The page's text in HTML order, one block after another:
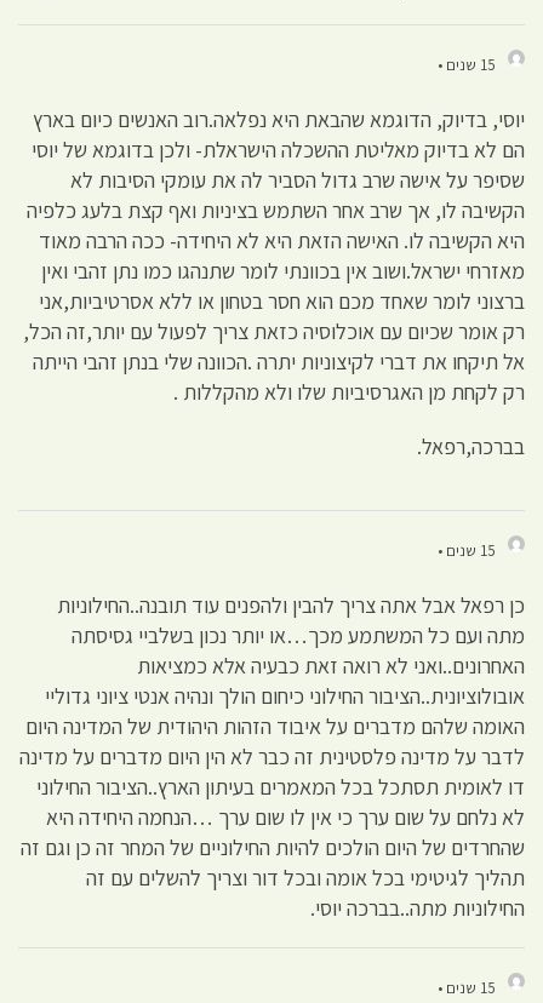
15 שנים •
יוסי, בדיוק, הדוגמא שהבאת היא נפלאה.רוב האנשים כיום בארץ
הם לא בדיוק מאליטת ההשכלה הישראלת- ולכן בדוגמא של יוסי
שסיפר על אישה שרב גדול הסביר לה את עומקי הסיבות לא
הקשיבה לו, אך שרב אחר השתמש בציניות ואף קצת בלעג כלפיה
היא הקשיבה לו. האישה הזאת היא לא היחידה- ככה הרבה מאוד
מאזרחי ישראל.ושוב אין בכוונתי לומר שתנהגו כמו נתן זהבי ואין
ברצוני לומר שאחד מכם הוא חסר בטחון או ללא אסרטיביות,אני
רק אומר שכיום עם אוכלוסיה כזאת צריך לפעול עם יותר,זה הכל,
אל תיקחו את דברי לקיצוניות יתרה .הכוונה שלי בנתן זהבי הייתה
רק לקחת מן האגרסיביות שלו ולא מהקללות .
בברכה,רפאל.
15 שנים •
כן רפאל אבל אתה צריך להבין ולהפנים עוד תובנה..החילוניות
מתה ועם כל המשתמע מכך…או יותר נכון בשלביי גסיסתה
האחרונים..ואני לא רואה זאת כבעיה אלא כמציאות
אובולוציונית..הציבור החילוני כיחום הולך ונהיה אנטי ציוני גדוליי
האומה שלהם מדברים על איבוד הזהות היהודית של המדינה היום
לדבר על מדינה פלסטינית זה כבר לא הין היום מדברים על מדינה
דו לאומית תסתכל בכל המאמרים בעיתון הארץ..הציבור החילוני
לא נלחם על שום ערך כי אין לו שום ערך …הנחמה היחידה היא
שהחרדים של היום הולכים להיות החילוניים של המחר זה כן וגם זה
תהליך לגיטימי בכל אומה ובכל דור וצריך להשלים עם זה
החילוניות מתה..בברכה יוסי.
15 שנים •